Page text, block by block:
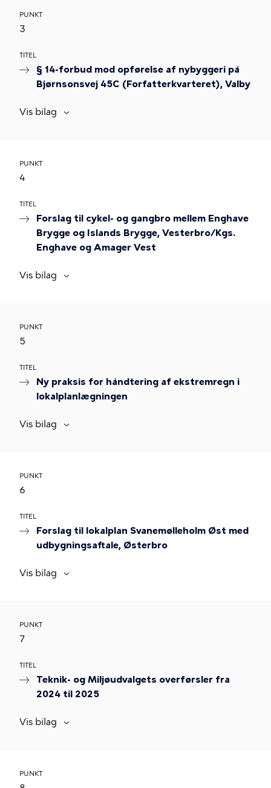
PUNKT
3
TITEL
§ 14-forbud mod opførelse af nybyggeri på
Bjørnsonsvej 45C (Forfatterkvarteret), Valby
Vis bilag
PUNKT
4
TITEL
Forslag til cykel- og gangbro mellem Enghave
Brygge og Islands Brygge, Vesterbro/Kgs.
Enghave og Amager Vest
Vis bilag
PUNKT
5
TITEL
Ny praksis for håndtering af ekstremregn i
lokalplanlægningen
Vis bilag
PUNKT
6
TITEL
Forslag til lokalplan Svanemølleholm Øst med
udbygningsaftale, Østerbro
Vis bilag
PUNKT
7
TITEL
Teknik- og Miljøudvalgets overførsler fra
2024 til 2025
Vis bilag
PUNKT